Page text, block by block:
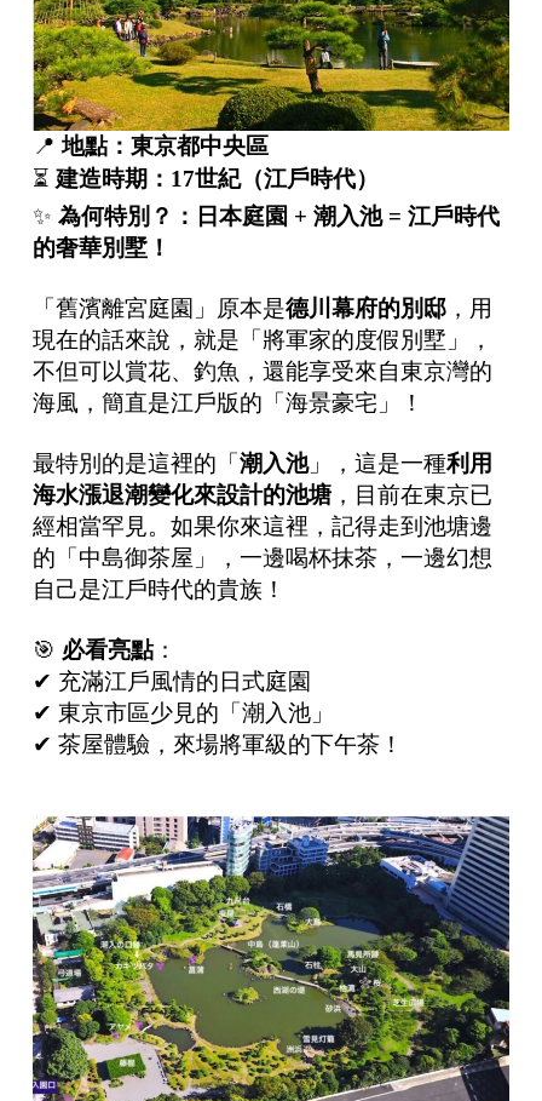
📍地點：東京都中央區
⏳ 建造時期： 17世紀（江戶時代）
✨ 為何特別？：日本庭園 + 潮入池= 江戶時代
的奢華別墅！
「舊濱離宮庭園」原本是德川幕府的別邸，用
現在的話來說，就是「將軍家的度假別墅」，
不但可以賞花、釣魚，還能享受來自東京灣的
海風，簡直是江戶版的「海景豪宅」！
最特別的是這裡的「 潮入池」，這是一種利用
海水漲退潮變化來設計的池塘，目前在東京已
經相當罕見。如果你來這裡，記得走到池塘邊
的「中島御茶屋」，一邊喝杯抹茶，一邊幻想
自己是江戶時代的貴族！
🎯 必看亮點：
✔ 充滿江戶風情的日式庭園
✔ 東京市區少見的「潮入池」
✔ 茶屋體驗，來場將軍級的下午茶！